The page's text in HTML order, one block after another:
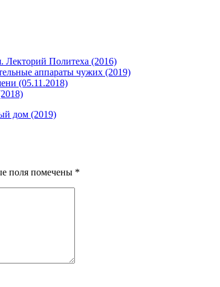
Лекторий Политеха (2016)
аппараты чужих (2019)
(05.11.2018)
дом (2019)
поля помечены *